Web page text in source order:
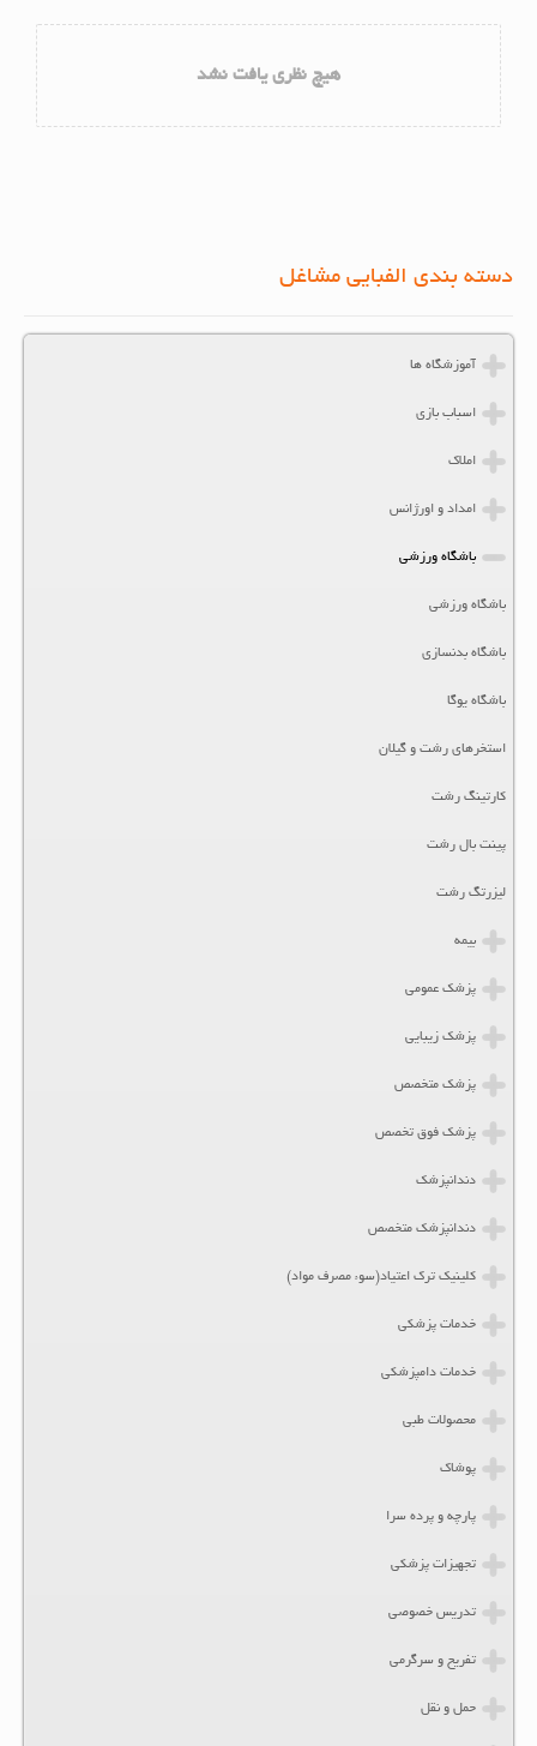
هیچ نظری یافت نشد
دسته بندی الفبایی مشاغل
آموزشگاه ها
اسباب بازی
املاک
امداد و اورژانس
باشگاه ورزشی
باشگاه ورزشی
باشگاه بدنسازی
باشگاه یوگا
استخرهای رشت و گیلان
کارتینگ رشت
پینت بال رشت
لیزرتگ رشت
بیمه
پزشک عمومی
پزشک زیبایی
پزشک متخصص
پزشک فوق تخصص
دندانپزشک
دندانپزشک متخصص
کلینیک ترک اعتیاد(سوء مصرف مواد)
خدمات پزشکی
خدمات دامپزشکی
محصولات طبی
پوشاک
پارچه و پرده سرا
تجهیزات پزشکی
تدریس خصوصی
تفریح و سرگرمی
حمل و نقل